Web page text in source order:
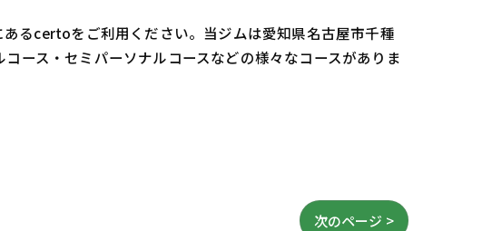
るcertoをご利用ください。当ジムは愛知県名古屋市千種
ース・セミパーソナルコースなどの様々なコースがありま
次のページ >